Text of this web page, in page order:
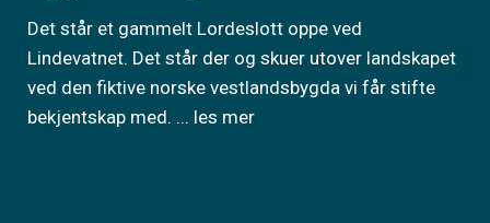
Det står et gammelt Lordeslott oppe ved
Lindevatnet. Det står der og skuer utover landskapet
ved den fiktive norske vestlandsbygda vi får stifte
bekjentskap med. ... les mer